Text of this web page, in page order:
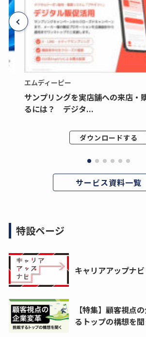
エムディーピー
サンプリングを実店舗への来店・
るには？ デジタ...
ダウンロードする
サービス資料一覧
特設ページ
キャリアアップナビ
【特集】顧客視点
るトップの構想を聞